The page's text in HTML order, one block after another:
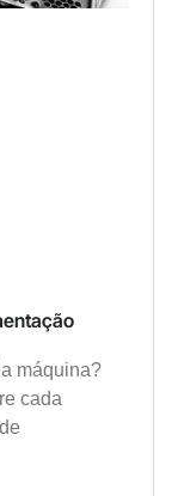
máquina?
cada